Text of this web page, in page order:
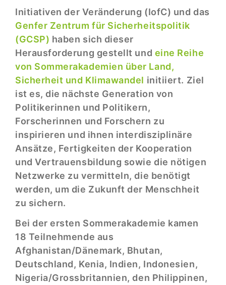
Initiativen der Veränderung (IofC) und das
Genfer Zentrum für Sicherheitspolitik
(GCSP) haben sich dieser
Herausforderung gestellt und eine Reihe
von Sommerakademien über Land,
Sicherheit und Klimawandel initiiert. Ziel
ist es, die nächste Generation von
Politikerinnen und Politikern,
Forscherinnen und Forschern zu
inspirieren und ihnen interdisziplinäre
Ansätze, Fertigkeiten der Kooperation
und Vertrauensbildung sowie die nötigen
Netzwerke zu vermitteln, die benötigt
werden, um die Zukunft der Menschheit
zu sichern.
Bei der ersten Sommerakademie kamen
18 Teilnehmende aus
Afghanistan/Dänemark, Bhutan,
Deutschland, Kenia, Indien, Indonesien,
Nigeria/Grossbritannien, den Philippinen,